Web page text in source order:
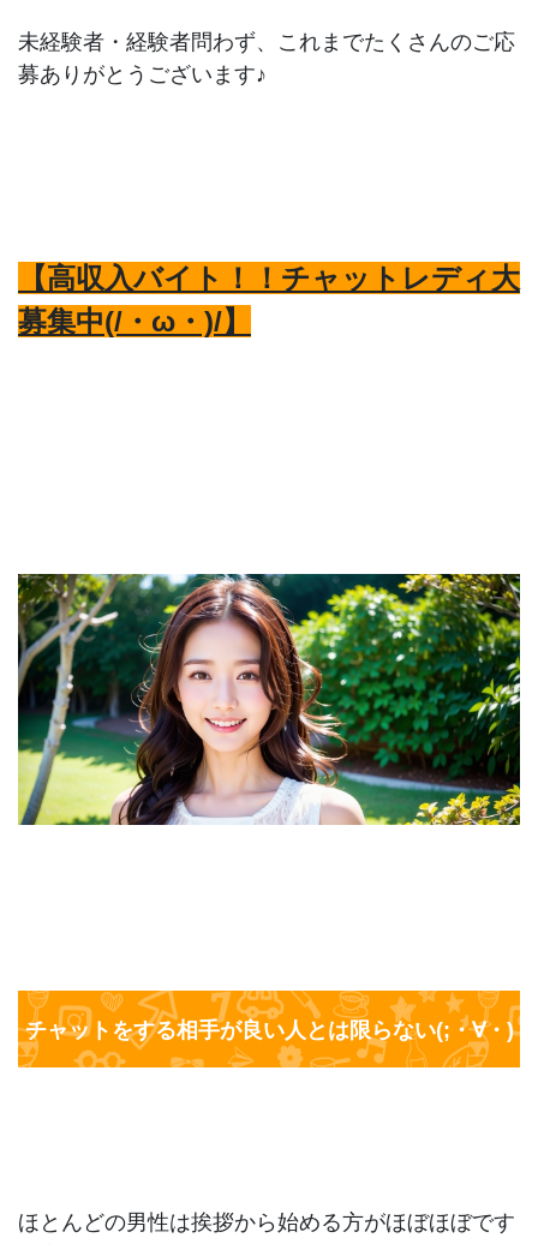
未経験者・経験者問わず、これまでたくさんのご応
募ありがとうございます♪
【高収入バイト！！チャットレディ大
募集中(/・ω・)/】
チャットをする相手が良い人とは限らない(;・∀・)
ほとんどの男性は挨拶から始める方がほぼほぼです